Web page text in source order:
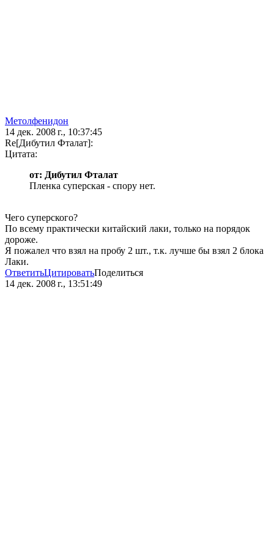
Метолфенидон
14 дек. 2008 г., 10:37:45
Re[Дибутил Фталат]:
Цитата:
от: Дибутил Фталат
Пленка суперская - спору нет.
Чего суперского?
По всему практически китайский лаки, только на порядок
дороже.
Я пожалел что взял на пробу 2 шт., т.к. лучше бы взял 2 блока
Лаки.
ОтветитьЦитироватьПоделиться
14 дек. 2008 г., 13:51:49